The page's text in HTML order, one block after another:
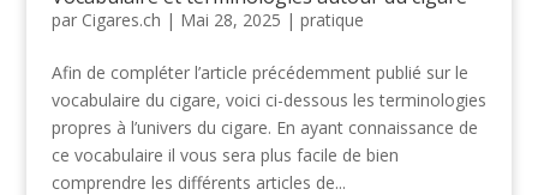
par Cigares.ch | Mai 28, 2025 | pratique
Afin de compléter l’article précédemment publié sur le
vocabulaire du cigare, voici ci-dessous les terminologies
propres à l’univers du cigare. En ayant connaissance de
ce vocabulaire il vous sera plus facile de bien
comprendre les différents articles de...